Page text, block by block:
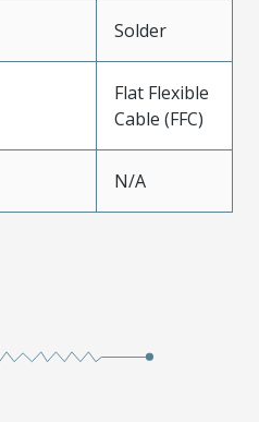
Solder
Flat Flexible
Cable (FFC)
N/A